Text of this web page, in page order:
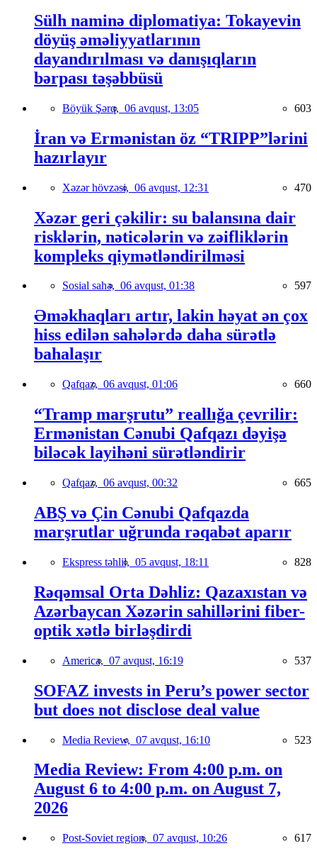
Sülh naminə diplomatiya: Tokayevin
döyüş əməliyyatlarının
dayandırılması və danışıqların
bərpası təşəbbüsü
Böyük Şərq, 06 avqust, 13:05 603
İran və Ermənistan öz “TRIPP”lərini
hazırlayır
Xəzər hövzəsi, 06 avqust, 12:31 470
Xəzər geri çəkilir: su balansına dair
risklərin, nəticələrin və zəifliklərin
kompleks qiymətləndirilməsi
Sosial sahə, 06 avqust, 01:38 597
Əməkhaqları artır, lakin həyat ən çox
hiss edilən sahələrdə daha sürətlə
bahalaşır
Qafqaz, 06 avqust, 01:06 660
“Tramp marşrutu” reallığa çevrilir:
Ermənistan Cənubi Qafqazı dəyişə
biləcək layihəni sürətləndirir
Qafqaz, 06 avqust, 00:32 665
ABŞ və Çin Cənubi Qafqazda
marşrutlar uğrunda rəqabət aparır
Ekspress təhlil, 05 avqust, 18:11 828
Rəqəmsal Orta Dəhliz: Qazaxıstan və
Azərbaycan Xəzərin sahillərini fiber-
optik xətlə birləşdirdi
America, 07 avqust, 16:19 537
SOFAZ invests in Peru’s power sector
but does not disclose deal value
Media Review, 07 avqust, 16:10 523
Media Review: From 4:00 p.m. on
August 6 to 4:00 p.m. on August 7,
2026
Post-Soviet region, 07 avqust, 10:26 617